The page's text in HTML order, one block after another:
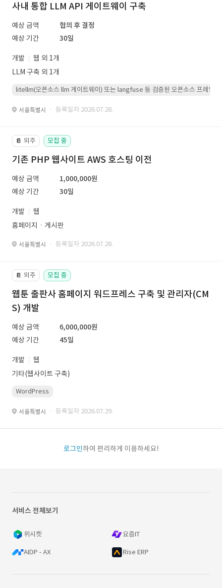
사내 통합 LLM API 게이트웨이 구축
예상 금액
협의 후 결정
예상 기간
30일
개발
웹 외 1개
LLM 구축 외 1개
litellm(오픈소스 llm 게이트웨이) 또는 langfuse 등 검증된 오픈소스 프레임워
서울특별시 · 등록일자 2026.07.28.
📔 외주 모집 중
기존 PHP 웹사이트 AWS 호스팅 이전
예상 금액
1,000,000원
예상 기간
30일
개발
웹
홈페이지ㆍ게시판
서울특별시 · 등록일자 2026.07.28.
📔 외주 모집 중
웹툰 출판사 홈페이지 워드프레스 구축 및 관리자(CM
S) 개발
예상 금액
6,000,000원
예상 기간
45일
개발
웹
기타(웹사이트 구축)
WordPress
서울특별시 · 등록일자 2026.07.29.
로그인하여 편리하게 이용하세요!
서비스 전체보기
위시켓 요즘IT
AIDP - AX Rise ERP